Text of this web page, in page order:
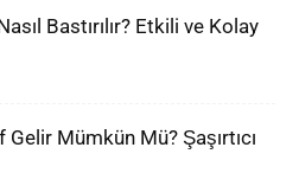
Bastırılır? Etkili ve Kolay
Mümkün Mü? Şaşırtıcı